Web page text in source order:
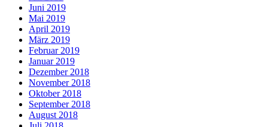
Juni 2019
Mai 2019
April 2019
März 2019
Februar 2019
Januar 2019
Dezember 2018
November 2018
Oktober 2018
September 2018
August 2018